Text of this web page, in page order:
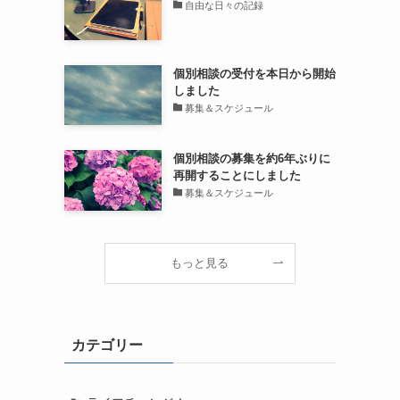
自由な日々の記録
個別相談の受付を本日から開始
しました
募集＆スケジュール
個別相談の募集を約6年ぶりに
再開することにしました
募集＆スケジュール
もっと見る
カテゴリー